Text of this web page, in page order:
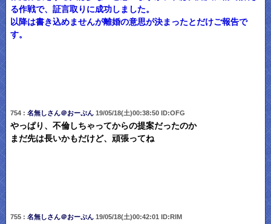
る作戦で、証言取りに成功しました。
以降は書き込めませんが離婚の意思が決まったとだけご報告で
す。
754 : 名無しさん＠おーぷん19/05/18(土)00:38:50 ID:OFG
やっぱり、不倫しちゃってからの提案だったのか
まだ先は長いかもだけど、頑張ってね
755 : 名無しさん＠おーぷん19/05/18(土)00:42:01 ID:RlM